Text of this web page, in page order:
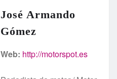
José Armando
Gómez
Web: http://motorspot.es